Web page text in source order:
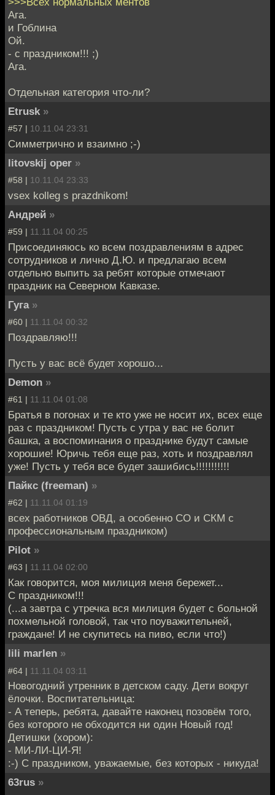
Ага.
и Гоблина
Ой.
- с праздником!!! ;)
Ага.
Отдельная категория что-ли?
Etrusk »
#57 | 10.11.04 23:31
Симметрично и взаимно ;-)
litovskij oper »
#58 | 10.11.04 23:33
vsex kolleg s prazdnikom!
Андрей »
#59 | 11.11.04 00:25
Присоединяюсь ко всем поздравлениям в адрес
cотрудников и лично Д.Ю. и предлагаю всем
отдельно выпить за ребят которые отмечают
праздник на Северном Кавказе.
Гуга »
#60 | 11.11.04 00:32
Поздравляю!!!
Пусть у вас всё будет хорошо...
Demon »
#61 | 11.11.04 01:08
Братья в погонах и те кто уже не носит их, всех еще
раз с праздником! Пусть с утра у вас не болит
башка, а воспоминания о празднике будут самые
хорошие! Юричь тебя еще раз, хоть и поздравлял
уже! Пусть у тебя все будет зашибись!!!!!!!!!!!
Пайкс (freeman) »
#62 | 11.11.04 01:19
всех работников ОВД, а особенно СО и СКМ с
профессиональным праздником)
Pilot »
#63 | 11.11.04 02:00
Как говорится, моя милиция меня бережет...
С праздником!!!
(...а завтра с утречка вся милиция будет с больной
похмельной головой, так что поуважительней,
граждане! И не скупитесь на пиво, если что!)
lili marlen »
#64 | 11.11.04 03:11
Новогодний утренник в детском саду. Дети вокруг
ёлочки. Воспитательница:
- А теперь, ребята, давайте наконец позовём того,
без которого не обходится ни один Новый год!
Детишки (хором):
- МИ-ЛИ-ЦИ-Я!
:-) С праздником, уважаемые, без которых - никуда!
63rus »